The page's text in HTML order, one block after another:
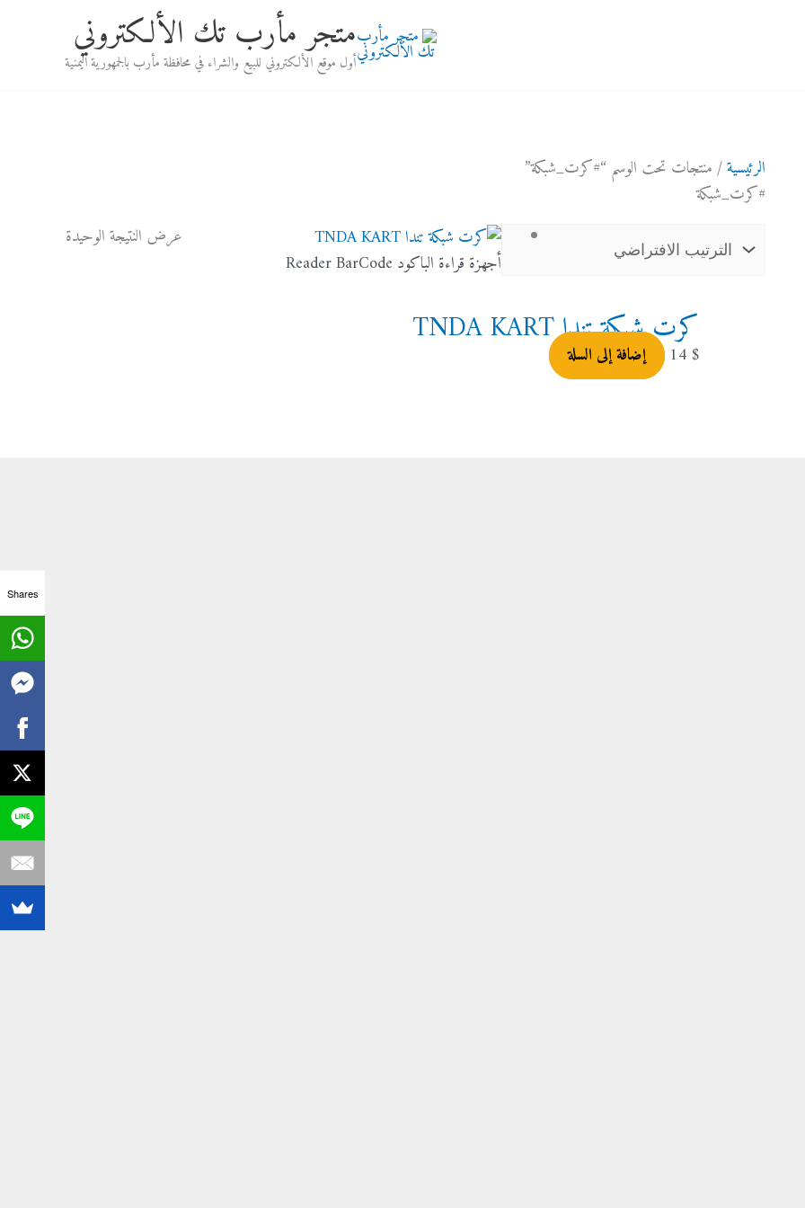
متجر مأرب تك الألكتروني
أول موقع الألكتروني للبيع والشراء في محافظة مأرب بالجمهورية اليمنية
الرئيسية/ منتجات تحت الوسم “#كرت_شبكة”
#كرت_شبكة
عرض النتيجة الوحيدة
أجهزة قراءة الباكود Reader BarCode
كرت شبكة تندا TNDA KART
14$ إضافة إلى السلة
Shares